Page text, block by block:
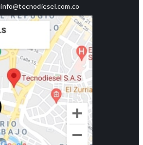
info@tecnodiesel.com.co